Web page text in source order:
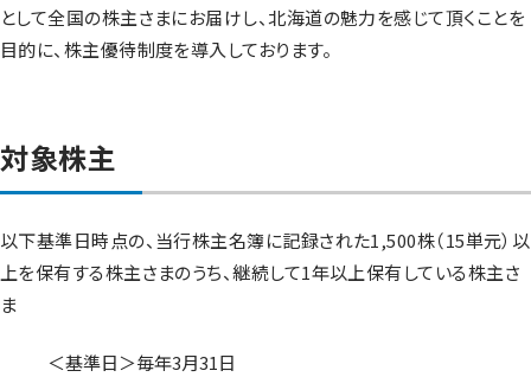
として全国の株主さまにお届けし、北海道の魅力を感じて頂くことを
目的に、株主優待制度を導入しております。
対象株主
以下基準日時点の、当行株主名簿に記録された1,500株（15単元）以
上を保有する株主さまのうち、継続して1年以上保有している株主さ
ま
＜基準日＞毎年3月31日